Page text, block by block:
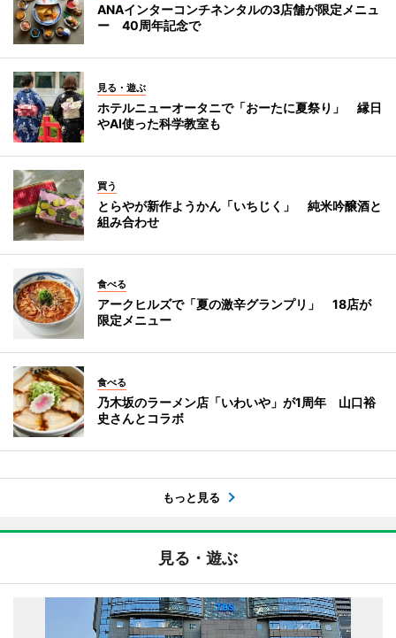
ANAインターコンチネンタルの3店舗が限定メニュ
ー 40周年記念で
見る・遊ぶ
ホテルニューオータニで「おーたに夏祭り」 縁日
やAI使った科学教室も
買う
とらやが新作ようかん「いちじく」 純米吟醸酒と
組み合わせ
食べる
アークヒルズで「夏の激辛グランプリ」 18店が
限定メニュー
食べる
乃木坂のラーメン店「いわいや」が1周年 山口裕
史さんとコラボ
もっと見る
見る・遊ぶ